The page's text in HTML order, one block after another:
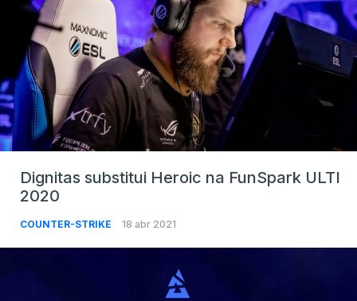
Dignitas substitui Heroic na FunSpark ULTI
2020
COUNTER-STRIKE 18 abr 2021